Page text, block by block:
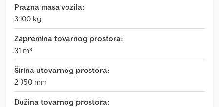
Prazna masa vozila:
3.100 kg
Zapremina tovarnog prostora:
31 m³
Širina utovarnog prostora:
2.350 mm
Dužina tovarnog prostora: